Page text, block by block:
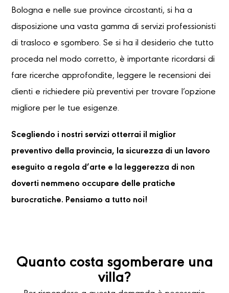
Bologna e nelle sue province circostanti, si ha a
disposizione una vasta gamma di servizi professionisti
di trasloco e sgombero. Se si ha il desiderio che tutto
proceda nel modo corretto, è importante ricordarsi di
fare ricerche approfondite, leggere le recensioni dei
clienti e richiedere più preventivi per trovare l’opzione
migliore per le tue esigenze.
Scegliendo i nostri servizi otterrai il miglior
preventivo della provincia, la sicurezza di un lavoro
eseguito a regola d’arte e la leggerezza di non
doverti nemmeno occupare delle pratiche
burocratiche. Pensiamo a tutto noi!
Quanto costa sgomberare una
villa?